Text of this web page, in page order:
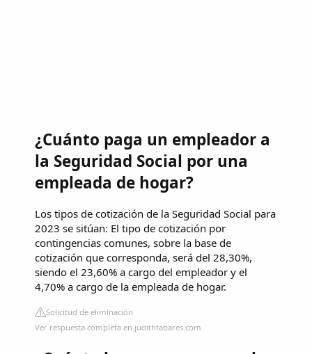
¿Cuánto paga un empleador a
la Seguridad Social por una
empleada de hogar?
Los tipos de cotización de la Seguridad Social para
2023 se sitúan: El tipo de cotización por
contingencias comunes, sobre la base de
cotización que corresponda, será del 28,30%,
siendo el 23,60% a cargo del empleador y el
4,70% a cargo de la empleada de hogar.
Solicitud de eliminación
Ver respuesta completa en judithtabares.com